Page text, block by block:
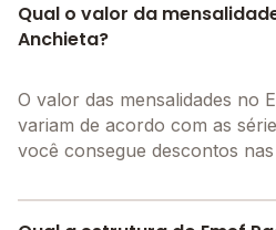
Qual o valor da
Anchieta?
O valor das mensalidades no
variam de acordo com as
você consegue descontos nas